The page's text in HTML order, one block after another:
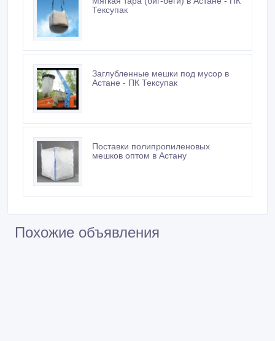
Тексупак
Заглубленные мешки под мусор в
Астане - ПК Тексупак
Поставки полипропиленовых
мешков оптом в Астану
Похожие объявления